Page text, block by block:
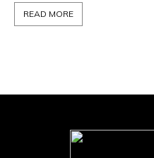
READ MORE